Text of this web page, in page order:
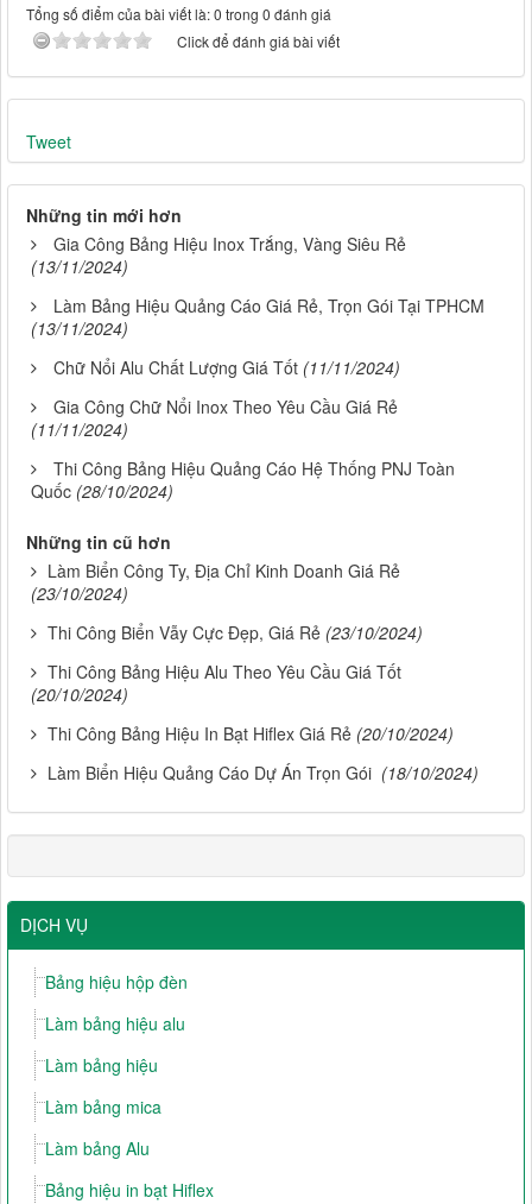
Tổng số điểm của bài viết là: 0 trong 0 đánh giá
Click để đánh giá bài viết
Tweet
Những tin mới hơn
Gia Công Bảng Hiệu Inox Trắng, Vàng Siêu Rẻ
(13/11/2024)
Làm Bảng Hiệu Quảng Cáo Giá Rẻ, Trọn Gói Tại TPHCM
(13/11/2024)
Chữ Nổi Alu Chất Lượng Giá Tốt (11/11/2024)
Gia Công Chữ Nổi Inox Theo Yêu Cầu Giá Rẻ
(11/11/2024)
Thi Công Bảng Hiệu Quảng Cáo Hệ Thống PNJ Toàn
Quốc (28/10/2024)
Những tin cũ hơn
Làm Biển Công Ty, Địa Chỉ Kinh Doanh Giá Rẻ
(23/10/2024)
Thi Công Biển Vẫy Cực Đẹp, Giá Rẻ (23/10/2024)
Thi Công Bảng Hiệu Alu Theo Yêu Cầu Giá Tốt
(20/10/2024)
Thi Công Bảng Hiệu In Bạt Hiflex Giá Rẻ (20/10/2024)
Làm Biển Hiệu Quảng Cáo Dự Án Trọn Gói (18/10/2024)
DỊCH VỤ
Bảng hiệu hộp đèn
Làm bảng hiệu alu
Làm bảng hiệu
Làm bảng mica
Làm bảng Alu
Bảng hiệu in bạt Hiflex